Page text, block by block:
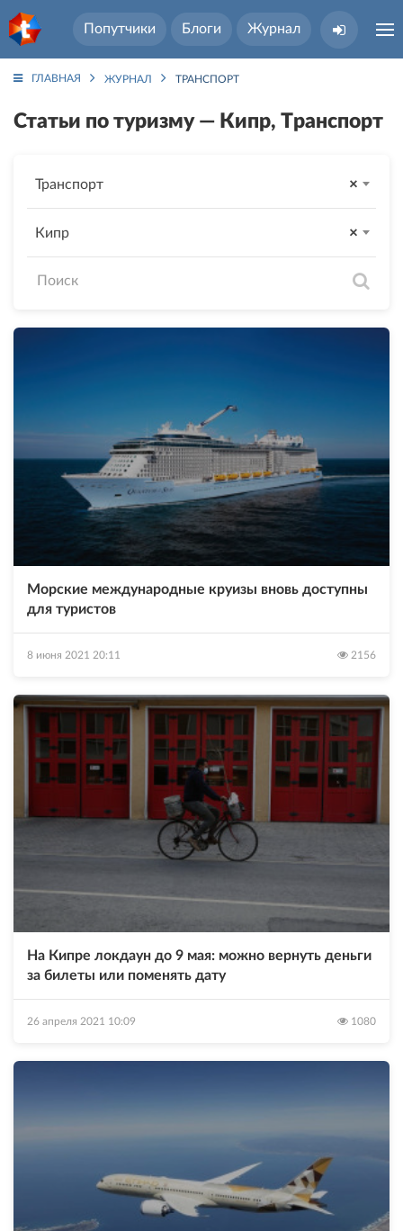
Попутчики Блоги Журнал
ГЛАВНАЯ ЖУРНАЛ ТРАНСПОРТ
Статьи по туризму — Кипр, Транспорт
×
Транспорт
×
Кипр
Морские международные круизы вновь доступны
для туристов
8 июня 2021 20:11 2156
На Кипре локдаун до 9 мая: можно вернуть деньги
за билеты или поменять дату
26 апреля 2021 10:09 1080